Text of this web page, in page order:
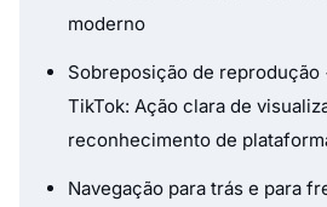
moderno
Sobreposição de
TikTok: Ação clara de
reconhecimento de
Navegação para trás e para